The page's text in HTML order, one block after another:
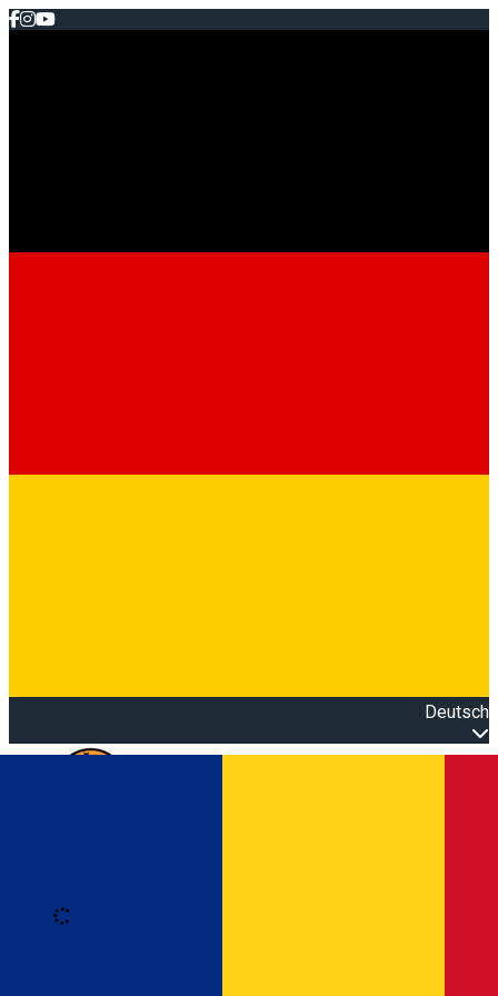
Deutsch